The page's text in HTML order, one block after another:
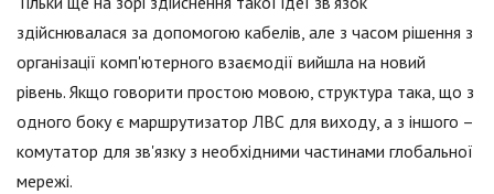
здійснювалася за допомогою кабелів, але з часом рішення з
організації комп'ютерного взаємодії вийшла на новий
рівень. Якщо говорити простою мовою, структура така, що з
одного боку є маршрутизатор ЛВС для виходу, а з іншого –
комутатор для зв'язку з необхідними частинами глобальної
мережі.